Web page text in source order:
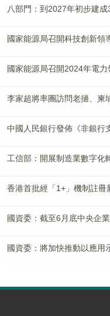
八部門：到2027年初步建
國家能源局召開科技創新領
國家能源局召開2024年電
李家超將率團訪問老撾、柬
中國人民銀行發佈《非銀行
工信部：開展制造業數字化
香港首批經「1+」機制註
國資委：截至6月底中央企
國資委：將加快推動以應用